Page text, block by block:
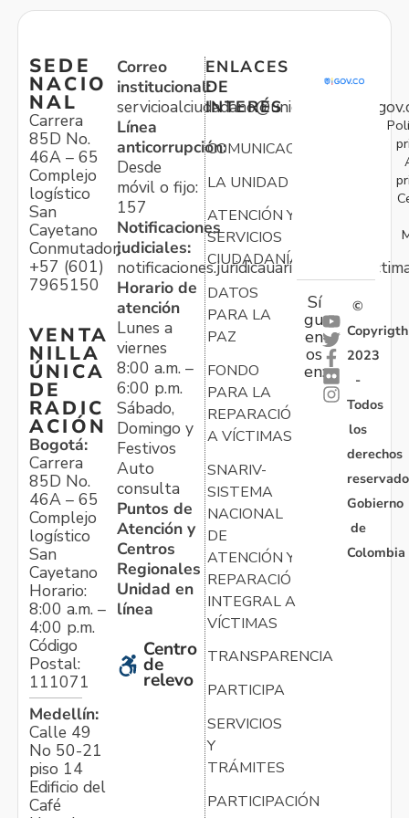
SEDE
NACIO
NAL
Carrera
85D No.
46A – 65
Complejo
logístico
San
Cayetano
Conmutador:
+57 (601)
7965150
VENTA
NILLA
ÚNICA
DE
RADIC
ACIÓN
Bogotá:
Carrera
85D No.
46A – 65
Complejo
logístico
San
Cayetano
Horario:
8:00 a.m. –
4:00 p.m.
Código
Postal:
111071
Medellín:
Calle 49
No 50-21
piso 14
Edificio del
Café
Correo
institucional:
Línea
anticorrupción:
Desde
móvil o fijo:
157
Notificaciones
judiciales:
Horario de
atención
Lunes a
viernes
8:00 a.m. –
6:00 p.m.
Sábado,
Domingo y
Festivos
Auto
consulta
Puntos de
Atención y
Centros
Regionales
Unidad en
línea
Centro
de
relevo
ENLACES
DE
INTERÉS
COMUNICACIONES
LA UNIDAD
ATENCIÓN Y
SERVICIOS
CIUDADANÍA
DATOS
PARA LA
PAZ
FONDO
PARA LA
REPARACIÓN
A VÍCTIMAS
SNARIV-
SISTEMA
NACIONAL
DE
ATENCIÓN Y
REPARACIÓN
INTEGRAL A
VÍCTIMAS
TRANSPARENCIA
PARTICIPA
SERVICIOS
Y
TRÁMITES
PARTICIPACIÓN
Sí
gu
en
os
en:
©
Copyrigth
2023
-
Todos
los
derechos
Gobierno
de
Colombia